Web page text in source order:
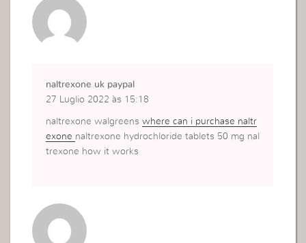
naltrexone uk paypal
27 Luglio 2022 às 15:18
naltrexone walgreenswhere can i purchase naltr
exone naltrexone hydrochloride tablets 50 mg nal
trexone how it works